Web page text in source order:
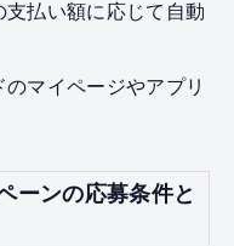
払い額に応じて自動
マイページやアプリ
ーンの応募条件と